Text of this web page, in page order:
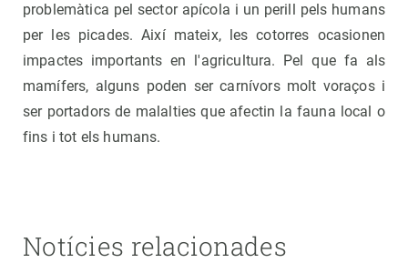
problemàtica pel sector apícola i un perill pels humans
per les picades. Així mateix, les cotorres ocasionen
impactes importants en l'agricultura. Pel que fa als
mamífers, alguns poden ser carnívors molt voraços i
ser portadors de malalties que afectin la fauna local o
fins i tot els humans.
Notícies relacionades